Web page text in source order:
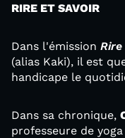
RIRE ET SAVOIR
Dans l'émission
(alias Kaki), il est
handicape le
Dans sa chronique,
professeure de